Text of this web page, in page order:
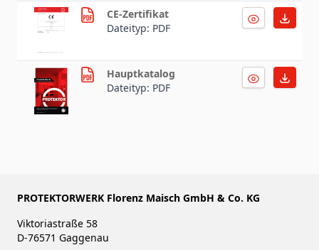
CE-Zertifikat
Dateityp: PDF
Hauptkatalog
Dateityp: PDF
PROTEKTORWERK Florenz Maisch GmbH & Co. KG
Viktoriastraße 58
D-76571 Gaggenau